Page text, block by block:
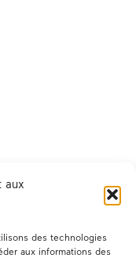
aux
des technologies
aux informations des